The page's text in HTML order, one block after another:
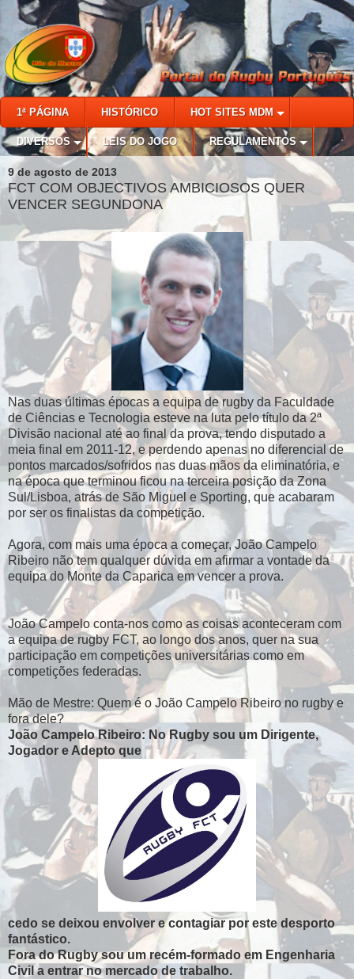
1ª PÁGINA HISTÓRICO HOT SITES MDM
DIVERSOS LEIS DO JOGO REGULAMENTOS
9 de agosto de 2013
FCT COM OBJECTIVOS AMBICIOSOS QUER
VENCER SEGUNDONA
Nas duas últimas épocas a equipa de rugby da Faculdade
de Ciências e Tecnologia esteve na luta pelo título da 2ª
Divisão nacional até ao final da prova, tendo disputado a
meia final em 2011-12, e perdendo apenas no diferencial de
pontos marcados/sofridos nas duas mãos da eliminatória, e
na época que terminou ficou na terceira posição da Zona
Sul/Lisboa, atrás de São Miguel e Sporting, que acabaram
por ser os finalistas da competição.
Agora, com mais uma época a começar, João Campelo
Ribeiro não tem qualquer dúvida em afirmar a vontade da
equipa do Monte da Caparica em vencer a prova.
João Campelo conta-nos como as coisas aconteceram com
a equipa de rugby FCT, ao longo dos anos, quer na sua
participação em competições universitárias como em
competições federadas.
Mão de Mestre: Quem é o João Campelo Ribeiro no rugby e
fora dele?
João Campelo Ribeiro: No Rugby sou um Dirigente,
Jogador e Adepto que
cedo se deixou envolver e contagiar por este desporto
fantástico.
Fora do Rugby sou um recém-formado em Engenharia
Civil a entrar no mercado de trabalho.